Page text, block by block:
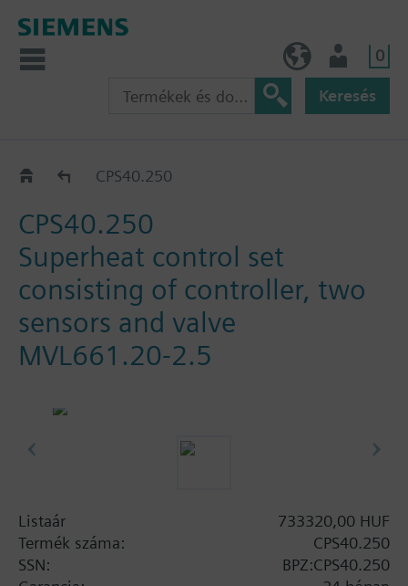
0
Keresés
KatalógusCPS40.250
CPS40.250
Superheat control set
consisting of controller, two
sensors and valve
MVL661.20-2.5
Listaár
733320,00 HUF
Termék száma:
CPS40.250
SSN:
BPZ:CPS40.250